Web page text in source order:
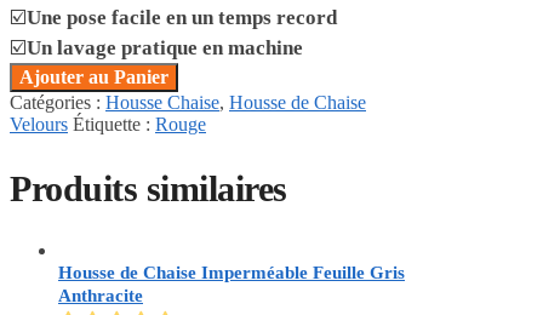
☑️Une pose facile en un temps record
☑️Un lavage pratique en machine
Ajouter au Panier
Catégories : Housse Chaise, Housse de Chaise
Velours Étiquette : Rouge
Produits similaires
Housse de Chaise Imperméable Feuille Gris
Anthracite